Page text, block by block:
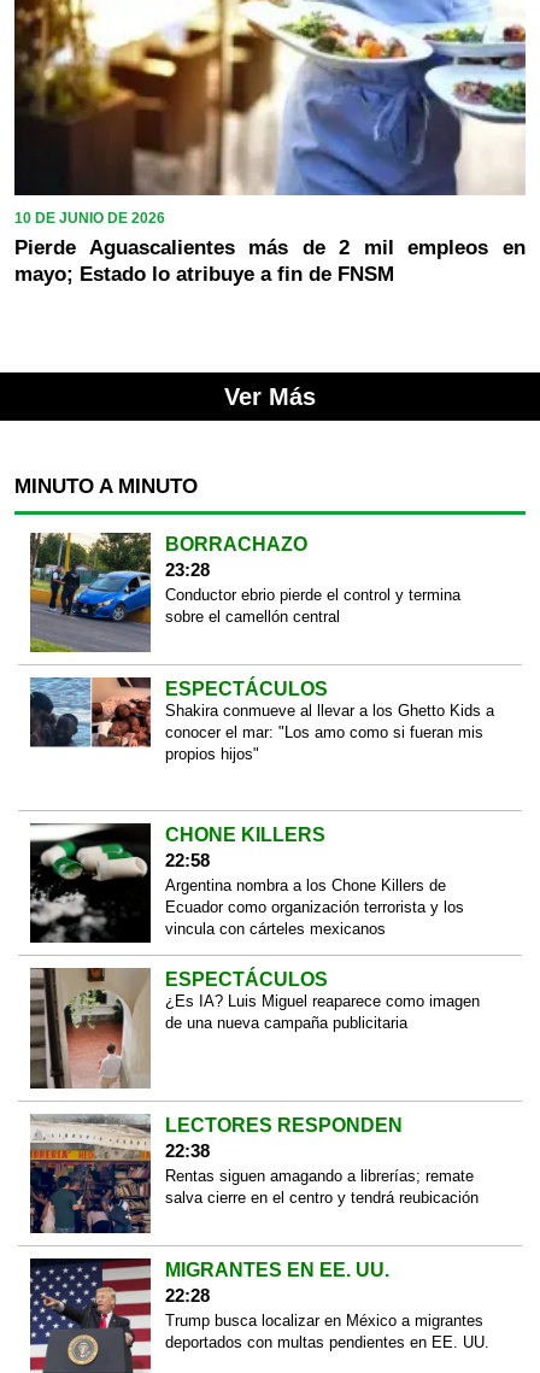
10 DE JUNIO DE 2026
Pierde Aguascalientes más de 2 mil empleos en
mayo; Estado lo atribuye a fin de FNSM
Ver Más
MINUTO A MINUTO
BORRACHAZO
23:28
Conductor ebrio pierde el control y termina
sobre el camellón central
ESPECTÁCULOS
Shakira conmueve al llevar a los Ghetto Kids a
conocer el mar: "Los amo como si fueran mis
propios hijos"
CHONE KILLERS
22:58
Argentina nombra a los Chone Killers de
Ecuador como organización terrorista y los
vincula con cárteles mexicanos
ESPECTÁCULOS
¿Es IA? Luis Miguel reaparece como imagen
de una nueva campaña publicitaria
LECTORES RESPONDEN
22:38
Rentas siguen amagando a librerías; remate
salva cierre en el centro y tendrá reubicación
MIGRANTES EN EE. UU.
22:28
Trump busca localizar en México a migrantes
deportados con multas pendientes en EE. UU.